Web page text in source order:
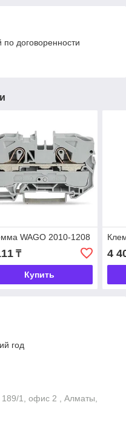
по договоренности
WAGO 2010-1208
₸
Купить
4
год
1, офис 2 , Алматы,